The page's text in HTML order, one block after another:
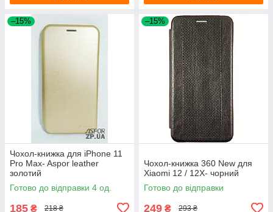
–15%
Чохол-книжка для iPhone 11
Pro Max- Aspor leather
золотий
Готово до відправки 4 од.
185 ₴ 218 ₴
–15%
Чохол-книжка 360 New для
Xiaomi 12 / 12X- чорний
Готово до відправки
249 ₴ 293 ₴